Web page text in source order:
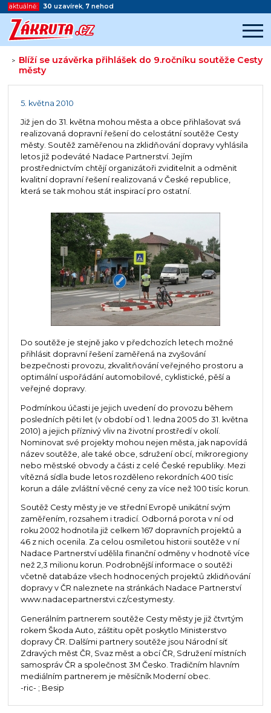
aktuálně: 30 uzavírek, 7 nehod
> Blíží se uzávěrka přihlášek do 9.ročníku soutěže Cesty
městy
Začátek reklamy
5. května 2010
Již jen do 31. května mohou města a obce přihlašovat svá
realizovaná dopravní řešení do celostátní soutěže Cesty
městy. Soutěž zaměřenou na zklidňování dopravy vyhlásila
letos již podeváté Nadace Partnerství. Jejím
prostřednictvím chtějí organizátoři zviditelnit a odměnit
kvalitní dopravní řešení realizovaná v České republice,
která se tak mohou stát inspirací pro ostatní.
Do soutěže je stejně jako v předchozích letech možné
přihlásit dopravní řešení zaměřená na zvyšování
bezpečnosti provozu, zkvalitňování veřejného prostoru a
optimální uspořádání automobilové, cyklistické, pěší a
veřejné dopravy.
Podmínkou účasti je jejich uvedení do provozu během
posledních pěti let (v období od 1. ledna 2005 do 31. května
2010) a jejich příznivý vliv na životní prostředí v okolí.
Nominovat své projekty mohou nejen města, jak napovídá
název soutěže, ale také obce, sdružení obcí, mikroregiony
nebo městské obvody a části z celé České republiky. Mezi
vítězná sídla bude letos rozděleno rekordních 400 tisíc
korun a dále zvláštní věcné ceny za více než 100 tisíc korun.
Soutěž Cesty městy je ve střední Evropě unikátní svým
zaměřením, rozsahem i tradicí. Odborná porota v ní od
roku 2002 hodnotila již celkem 167 dopravních projektů a
46 z nich ocenila. Za celou osmiletou historii soutěže v ní
Nadace Partnerství udělila finanční odměny v hodnotě více
než 2,3 milionu korun. Podrobnější informace o soutěži
včetně databáze všech hodnocených projektů zklidňování
dopravy v ČR naleznete na stránkách Nadace Partnerství
www.nadacepartnerstvi.cz/cestymesty.
Generálním partnerem soutěže Cesty městy je již čtvrtým
rokem Škoda Auto, záštitu opět poskytlo Ministerstvo
dopravy ČR. Dalšími partnery soutěže jsou Národní síť
Zdravých měst ČR, Svaz měst a obcí ČR, Sdružení místních
samospráv ČR a společnost 3M Česko. Tradičním hlavním
mediálním partnerem je měsíčník Moderní obec.
-ric- ; Besip